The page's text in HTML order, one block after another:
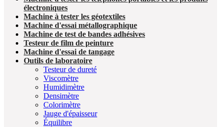
électroniques
Machine à tester les géotextiles
Machine d'essai métallographique
Machine de test de bandes adhésives
Testeur de film de peinture
Machine d'essai de tangage
Outils de laboratoire
Testeur de dureté
Viscomètre
Humidimètre
Densimètre
Colorimètre
Jauge d'épaisseur
Équilibre